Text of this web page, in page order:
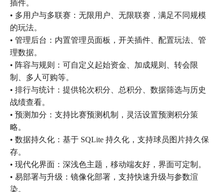
插件。
• 多用户与多联赛：无限用户、无限联赛，满足不同规模
的玩法。
• 管理后台：内置管理员面板，开关插件、配置玩法、管
理数据。
• 阵容与规则：可自定义起始资金、加成规则、转会限
制、多人可购等。
• 排行与统计：提供轮次积分、总积分、数据筛选与历史
战绩查看。
• 预测加分：支持比赛预测机制，灵活设置预测积分策
略。
• 数据持久化：基于 SQLite 持久化，支持球员图片持久保
存。
• 现代化界面：深浅色主题，移动端友好，界面可定制。
• 易部署与升级：镜像化部署，支持快速升级与参数渲